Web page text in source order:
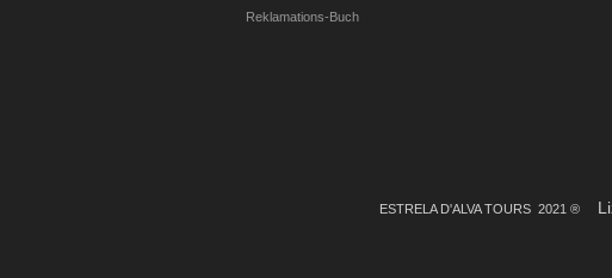
Reklamations-Buch
ESTRELA D'ALVA TOURS 2021 ®